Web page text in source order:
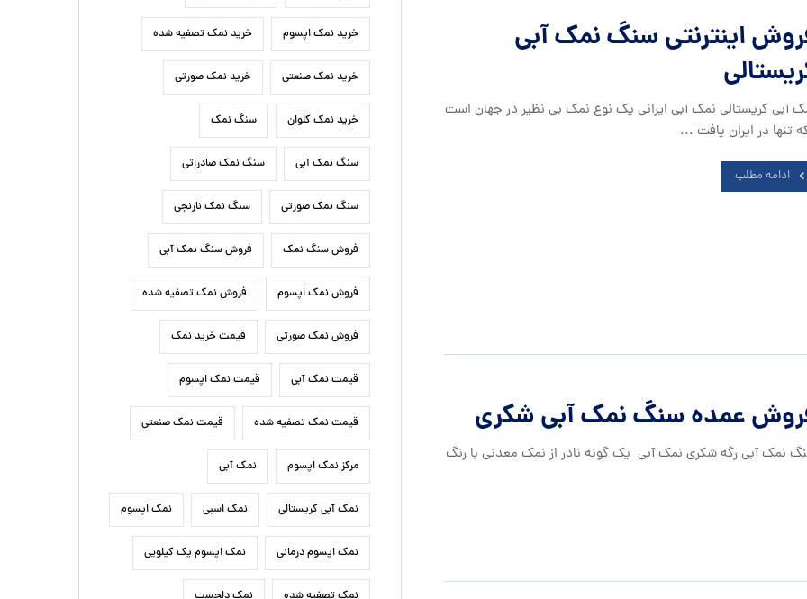
اینترنتی سنگ نمک آبی
آبی کریستالی نمک آبی ایرانی یک نوع نمک بی نظیر در جهان است
تنها در ایران یافت ...
ادامه مطلب
عمده سنگ نمک آبی شکری
نمک آبی رگه شکری نمک آبی یک گونه نادر از نمک معدنی با رنگ
خرید نمک اپسوم خرید نمک تصفیه شده
خرید نمک صنعتی خرید نمک صورتی
خرید نمک کلوان سنگ نمک
سنگ نمک آبی سنگ نمک صادراتی
سنگ نمک صورتی سنگ نمک نارنجی
فروش سنگ نمک فروش سنگ نمک آبی
فروش نمک اپسوم فروش نمک تصفیه شده
فروش نمک صورتی قیمت خرید نمک
قیمت نمک آبی قیمت نمک اپسوم
قیمت نمک تصفیه شده قیمت نمک صنعتی
مرکز نمک اپسوم نمک آبی
نمک آبی کریستالی نمک اسبی نمک اپسوم
نمک اپسوم درمانی نمک اپسوم یک کیلویی